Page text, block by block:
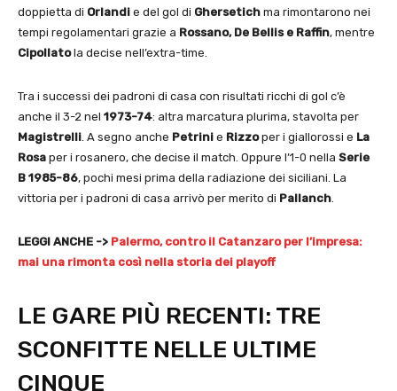
doppietta di Orlandi e del gol di Ghersetich ma rimontarono nei
tempi regolamentari grazie a Rossano, De Bellis e Raffin, mentre
Cipollatola decise nell’extra-time.
Tra i successi dei padroni di casa con risultati ricchi di gol c’è
anche il 3-2 nel 1973-74: altra marcatura plurima, stavolta per
Magistrelli. A segno anche Petrini e Rizzoper i giallorossi e La
Rosa per i rosanero, che decise il match. Oppure l’1-0 nella Serie
B 1985-86, pochi mesi prima della radiazione dei siciliani. La
vittoria per i padroni di casa arrivò per merito di Pallanch.
LEGGI ANCHE -> Palermo, contro il Catanzaro per l’impresa:
mai una rimonta così nella storia dei playoff
LE GARE PIÙ RECENTI: TRE
SCONFITTE NELLE ULTIME
CINQUE